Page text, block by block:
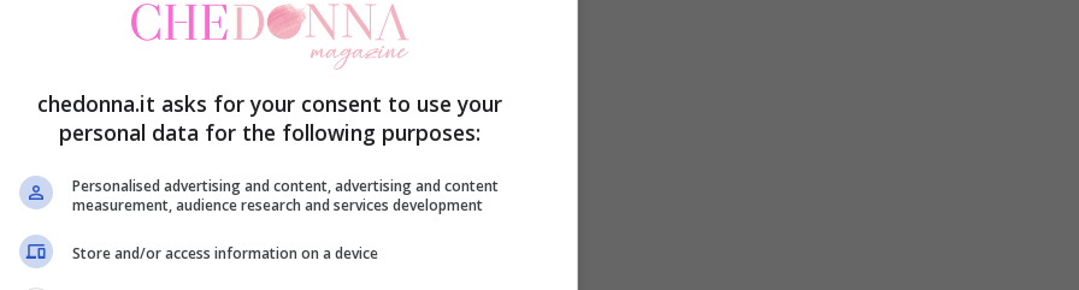
come, nonostante le promesse di tutela
pesticidi nell’Unione Europea rimanga
tra le dichiarazioni di intenti e le azioni
chiaramente dalla classifica pubblicata, che
di una strategia chiara e coerente per la
chedonna.it asks for your consent to use your
personal data for the following purposes:
Personalised advertising and content, advertising and content
measurement, audience research and services development
Store and/or access information on a device